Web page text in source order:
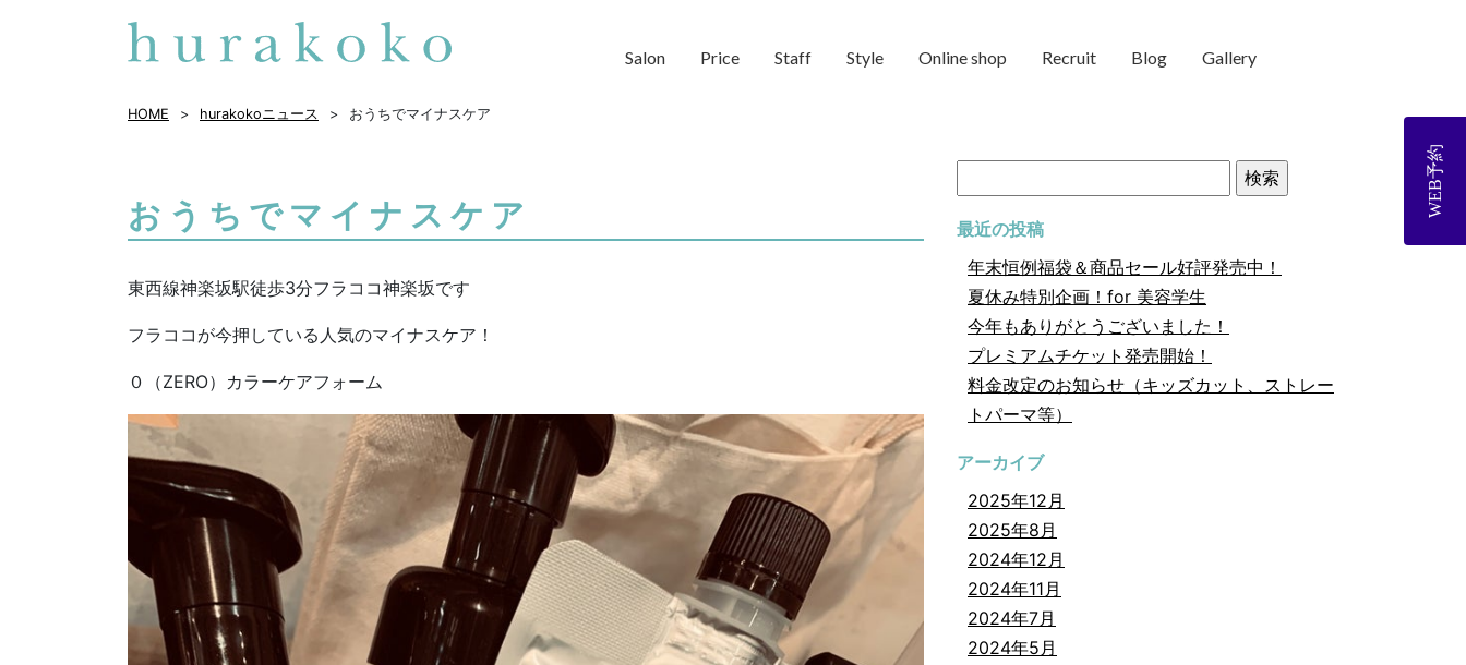
WEB予約
Salon Price Staff Style Online shop Recruit Blog Gallery
HOME hurakokoニュース おうちでマイナスケア
おうちでマイナスケア
東西線神楽坂駅徒歩3分フラココ神楽坂です
フラココが今押している人気のマイナスケア！
０（ZERO）カラーケアフォーム
索:
最近の投稿
年末恒例福袋＆商品セール好評発売中！
夏休み特別企画！for 美容学生
今年もありがとうございました！
プレミアムチケット発売開始！
料金改定のお知らせ（キッズカット、ストレー
トパーマ等）
アーカイブ
2025年12月
2025年8月
2024年12月
2024年11月
2024年7月
2024年5月